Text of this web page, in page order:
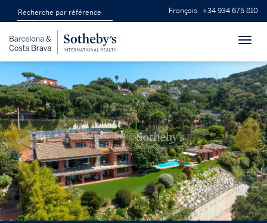
Français +34 934 675 810